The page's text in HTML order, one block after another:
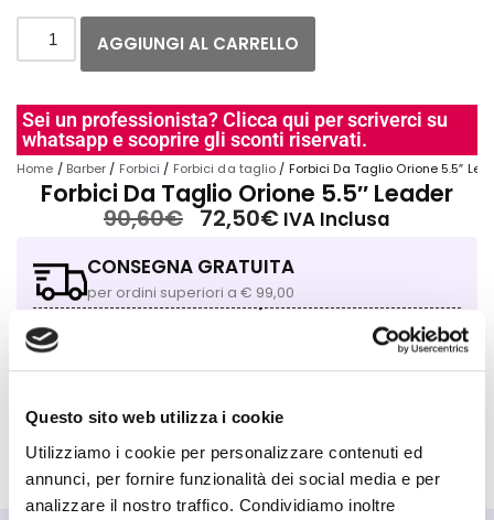
Questo sito web utilizza i cookie
Utilizziamo i cookie per personalizzare contenuti ed
annunci, per fornire funzionalità dei social media e per
analizzare il nostro traffico. Condividiamo inoltre
Home / Barber / Forbici / Forbici da taglio / Forbici Da Taglio Orione 5.5″
Forbici Da Taglio Orione 5.5″ Leader
90,60€ 72,50€ IVA Inclusa
AGGIUNGI AL CARRELLO
Sei un professionista? Clicca qui per scriverci su
whatsapp e scoprire gli sconti riservati.
CONSEGNA GRATUITA
per ordini superiori a € 99,00
Ordina entro le 18.00 e ricevi il giorno lavorativo
successivo!
ASSISTENZA DEDICATA
227656